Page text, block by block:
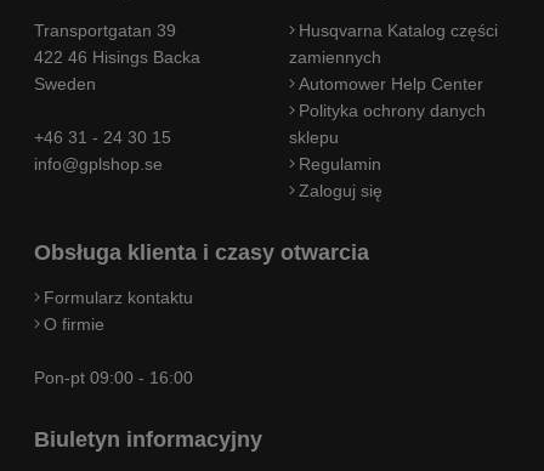
Transportgatan 39
422 46 Hisings Backa
Sweden
+46 31 - 24 30 15
info@gplshop.se
Husqvarna Katalog części
zamiennych
Automower Help Center
Polityka ochrony danych
sklepu
Regulamin
Zaloguj się
Obsługa klienta i czasy otwarcia
Formularz kontaktu
O firmie
Pon-pt 09:00 - 16:00
Biuletyn informacyjny